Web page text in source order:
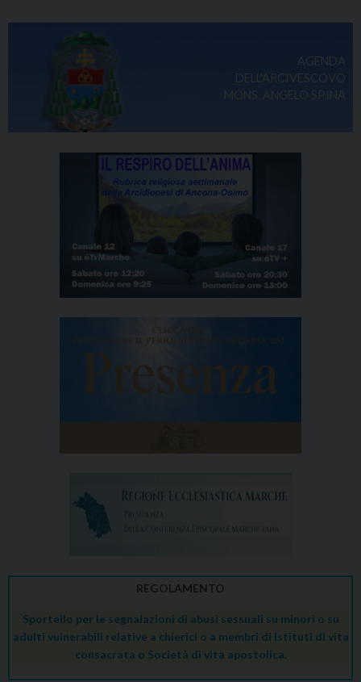
AGENDA
DELL'ARCIVESCOVO
MONS. ANGELO SPINA
REGOLAMENTO
Sportello per le segnalazioni di abusi sessuali su minori o su
adulti vulnerabili relative a chierici o a membri di Istituti di vita
consacrata o Società di vita apostolica.